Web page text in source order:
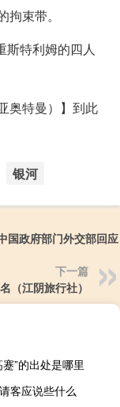
束带。
斯特利姆的四人
奥特曼）】到此
银河
国政府部门外交部回应
下一篇
（江阴旅行社）
”的出处是哪里
客应说些什么